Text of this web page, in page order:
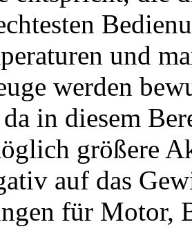
und
werden
da in diesem
größere
auf das
für Motor,